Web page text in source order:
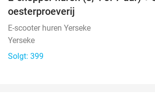
oesterproeverij
E-scooter huren Yerseke
Yerseke
Solgt: 399